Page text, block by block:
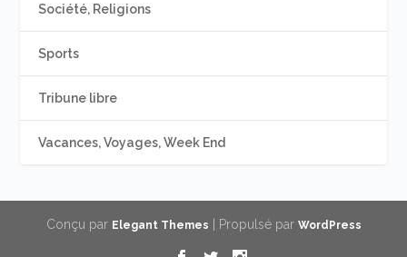
Société, Religions
Sports
Tribune libre
Vacances, Voyages, Week End
Conçu par Elegant Themes | Propulsé par WordPress